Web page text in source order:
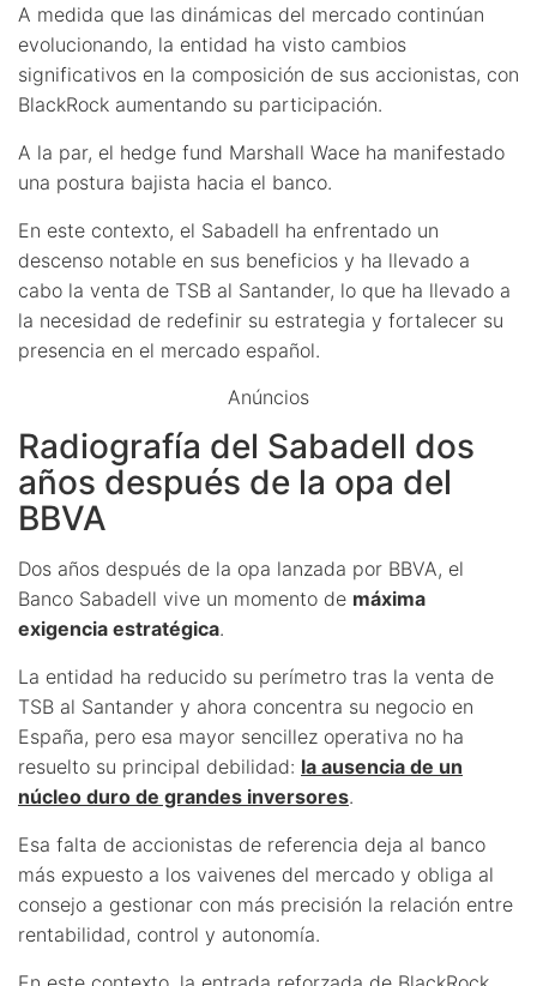
A medida que las dinámicas del mercado continúan
evolucionando, la entidad ha visto cambios
significativos en la composición de sus accionistas, con
BlackRock aumentando su participación.
A la par, el hedge fund Marshall Wace ha manifestado
una postura bajista hacia el banco.
En este contexto, el Sabadell ha enfrentado un
descenso notable en sus beneficios y ha llevado a
cabo la venta de TSB al Santander, lo que ha llevado a
la necesidad de redefinir su estrategia y fortalecer su
presencia en el mercado español.
Anúncios
Radiografía del Sabadell dos
años después de la opa del
BBVA
Dos años después de la opa lanzada por BBVA, el
Banco Sabadell vive un momento de máxima
exigencia estratégica.
La entidad ha reducido su perímetro tras la venta de
TSB al Santander y ahora concentra su negocio en
España, pero esa mayor sencillez operativa no ha
resuelto su principal debilidad: la ausencia de un
núcleo duro de grandes inversores.
Esa falta de accionistas de referencia deja al banco
más expuesto a los vaivenes del mercado y obliga al
consejo a gestionar con más precisión la relación entre
rentabilidad, control y autonomía.